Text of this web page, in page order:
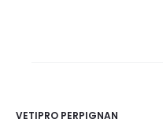
VETIPRO PERPIGNAN